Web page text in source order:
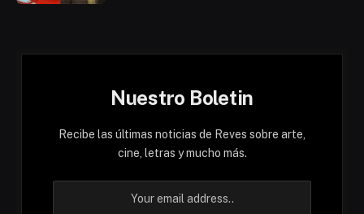
Nuestro Boletin
Recibe las últimas noticias de Reves sobre arte,
cine, letras y mucho más.